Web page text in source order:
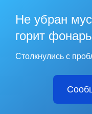
Не убран
горит
Столкнулись с